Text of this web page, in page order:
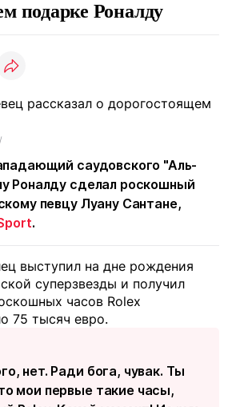
подарке Роналду
саудовского "Аль-
Роналду сделал роскошный
певцу Луану Сантане,
.
выступил на дне рождения
суперзвезды и получил
часов Rolex
75 тысяч евро.
нет. Ради бога, чувак. Ты
мои первые такие часы,